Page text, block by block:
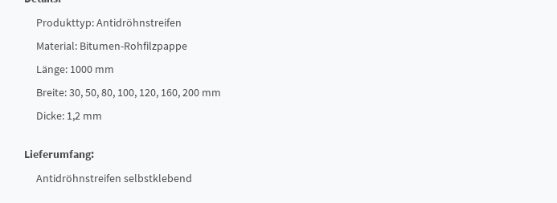
Produkttyp: Antidröhnstreifen
Material: Bitumen-Rohfilzpappe
Länge: 1000 mm
Breite: 30, 50, 80, 100, 120, 160, 200 mm
Dicke: 1,2 mm
Lieferumfang:
Antidröhnstreifen selbstklebend